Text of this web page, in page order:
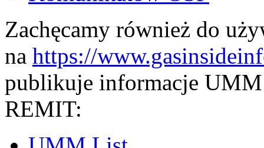
Zachęcamy również do
na https://
publikuje informacje
REMIT: